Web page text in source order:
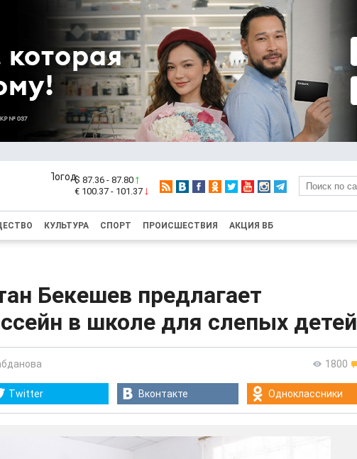
$ 87.36 - 87.80
€ 100.37 - 101.37
КУЛЬТУРА СПОРТ ПРОИСШЕСТВИЯ АКЦИЯ ВБ
Бекешев предлагает
в школе для слепых детей
1800
Twitter Вконтакте Одноклассники